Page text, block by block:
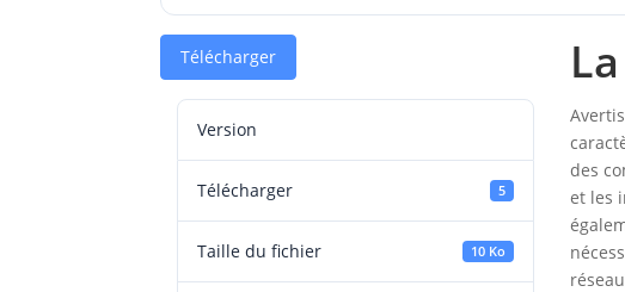
Télécharger
Version
Télécharger 5
Taille du fichier 10 Ko
des
et les